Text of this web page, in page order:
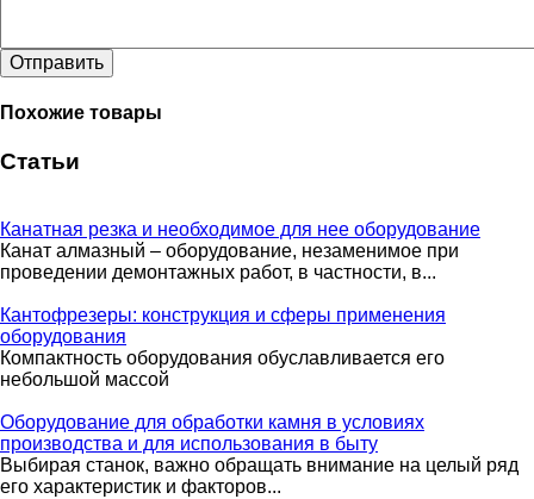
Отправить
Похожие товары
Статьи
Канатная резка и необходимое для нее оборудование
Канат алмазный – оборудование, незаменимое при
проведении демонтажных работ, в частности, в...
Кантофрезеры: конструкция и сферы применения
оборудования
Компактность оборудования обуславливается его
небольшой массой
Оборудование для обработки камня в условиях
производства и для использования в быту
Выбирая станок, важно обращать внимание на целый ряд
его характеристик и факторов...